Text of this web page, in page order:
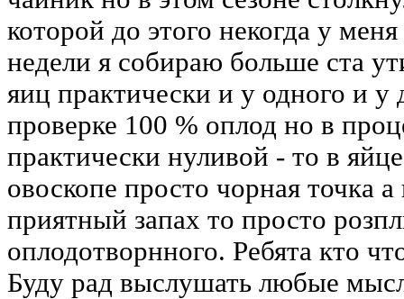
которой до этого некогда у
недели я собираю больше ста
яиц практически и у одного и у
проверке 100 % оплод но в
практически нуливой - то в
овоскопе просто чорная точка
приятный запах то просто
оплодотворнного. Ребята кто
Буду рад выслушать любые